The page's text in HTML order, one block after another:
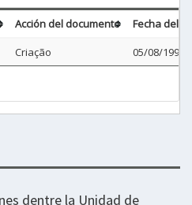
Acción del documento
Fecha del
Criação 05/08/1998
dentre la Unidad de